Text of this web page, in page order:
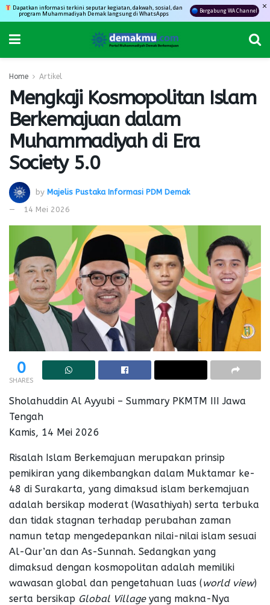
Dapatkan informasi terkini seputar kegiatan, dakwah, sosial, dan
program Muhammadiyah Demak langsung di WhatsApps Bergabung WA Channel
Home Artikel
Mengkaji Kosmopolitan Islam
Berkemajuan dalam
Muhammadiyah di Era
Society 5.0
by Majelis Pustaka Informasi PDM Demak
14 Mei 2026
0
SHARES
Sholahuddin Al Ayyubi – Summary PKMTM III Jawa
Tengah
Kamis, 14 Mei 2026
Risalah Islam Berkemajuan merupakan prinsip
pemikiran yang dikembangkan dalam Muktamar ke-
48 di Surakarta, yang dimaksud islam berkemajuan
adalah bersikap moderat (Wasathiyah) serta terbuka
dan tidak stagnan terhadap perubahan zaman
namun tetap mengedepankan nilai-nilai islam sesuai
Al-Qur’an dan As-Sunnah. Sedangkan yang
dimaksud dengan kosmopolitan adalah memiliki
wawasan global dan pengetahuan luas (world view)
serta bersikap Global Villageyang makna-Nya